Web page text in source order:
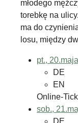
młodego
torebkę na
ma do
losu, między
pt.,
DE
EN
Online-
sob.,
DE